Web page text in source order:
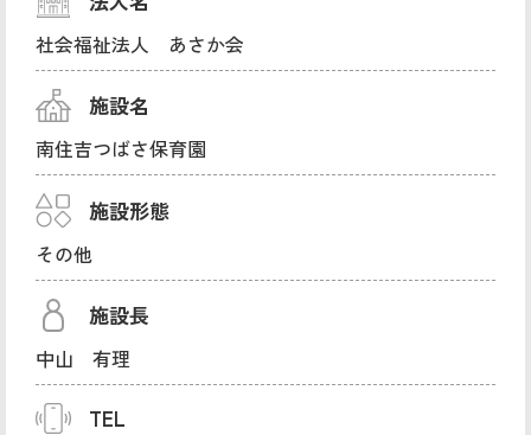
社会福祉法人 あさか会
施設名
南住吉つばさ保育園
施設形態
その他
施設長
中山 有理
TEL